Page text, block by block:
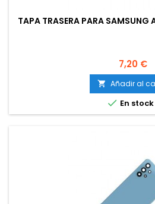
TAPA TRASERA PARA
Precio
7,20 €
 Añadir al
 En stock